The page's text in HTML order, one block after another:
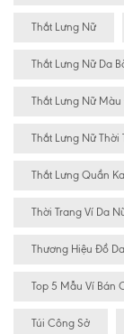
Thắt Lưng Nữ
Thắt Lưng Nữ Da
Thắt Lưng Nữ Màu
Thắt Lưng Nữ Thời
Thắt Lưng Quần
Thời Trang Ví Da
Thương Hiệu Đồ
Top 5 Mẫu Ví Bán
Túi Công Sở